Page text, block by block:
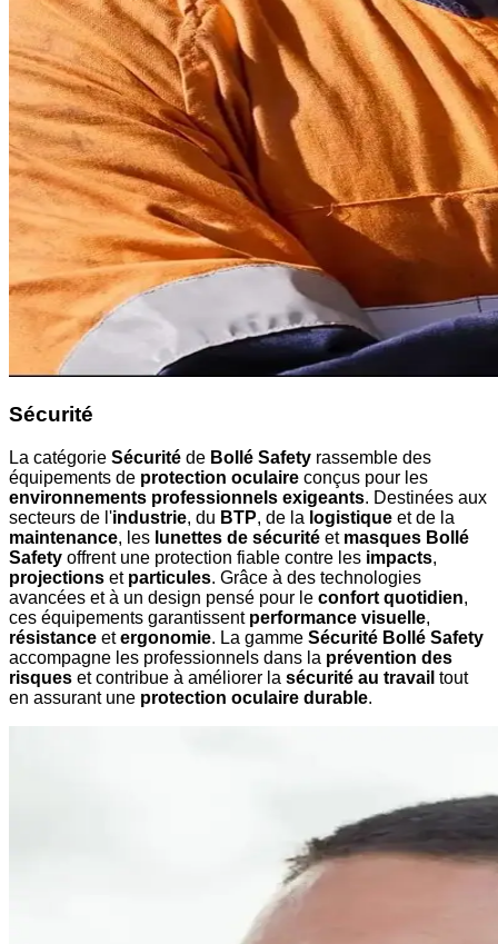
Sécurité
La catégorie Sécurité de Bollé Safety rassemble des
équipements de protection oculaire conçus pour les
environnements professionnels exigeants. Destinées aux
secteurs de l'industrie, du BTP, de la logistique et de la
maintenance, les lunettes de sécurité et masques Bollé
Safety offrent une protection fiable contre les impacts,
projections et particules. Grâce à des technologies
avancées et à un design pensé pour le confort quotidien,
ces équipements garantissent performance visuelle,
résistance etergonomie. La gamme Sécurité Bollé Safety
accompagne les professionnels dans la prévention des
risques et contribue à améliorer la sécurité au travail tout
en assurant une protection oculaire durable.